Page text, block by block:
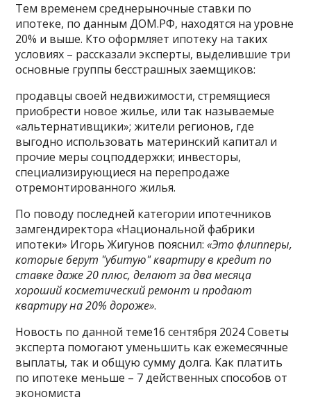
Тем временем среднерыночные ставки по
ипотеке, по данным ДOМ.РФ, находятся на уровне
20% и выше. Кто оформляет ипотеку на таких
условиях – рассказали эксперты, выделившие три
основные группы бесстрашных заемщиков:
продавцы своей недвижимости, стремящиеся
приобрести новое жилье, или так называемые
«альтернативщики»; жители регионов, где
выгодно использовать материнский капитал и
прочие меры соцподдержки; инвесторы,
специализирующиеся на перепродаже
отремонтированного жилья.
По поводу последней категории ипотечников
замгендиректора «Национальной фабрики
ипотеки» Игорь Жигунов пояснил:«Это флипперы,
которые берут "убитую" квартиру в кредит по
ставке даже 20 плюс, делают за два месяца
хороший косметический ремонт и продают
квартиру на 20% дороже».
Новость по данной теме16 сентября 2024 Советы
эксперта помогают уменьшить как ежемесячные
выплаты, так и общую сумму долга. Как платить
по ипотеке меньше – 7 действенных способов от
экономиста